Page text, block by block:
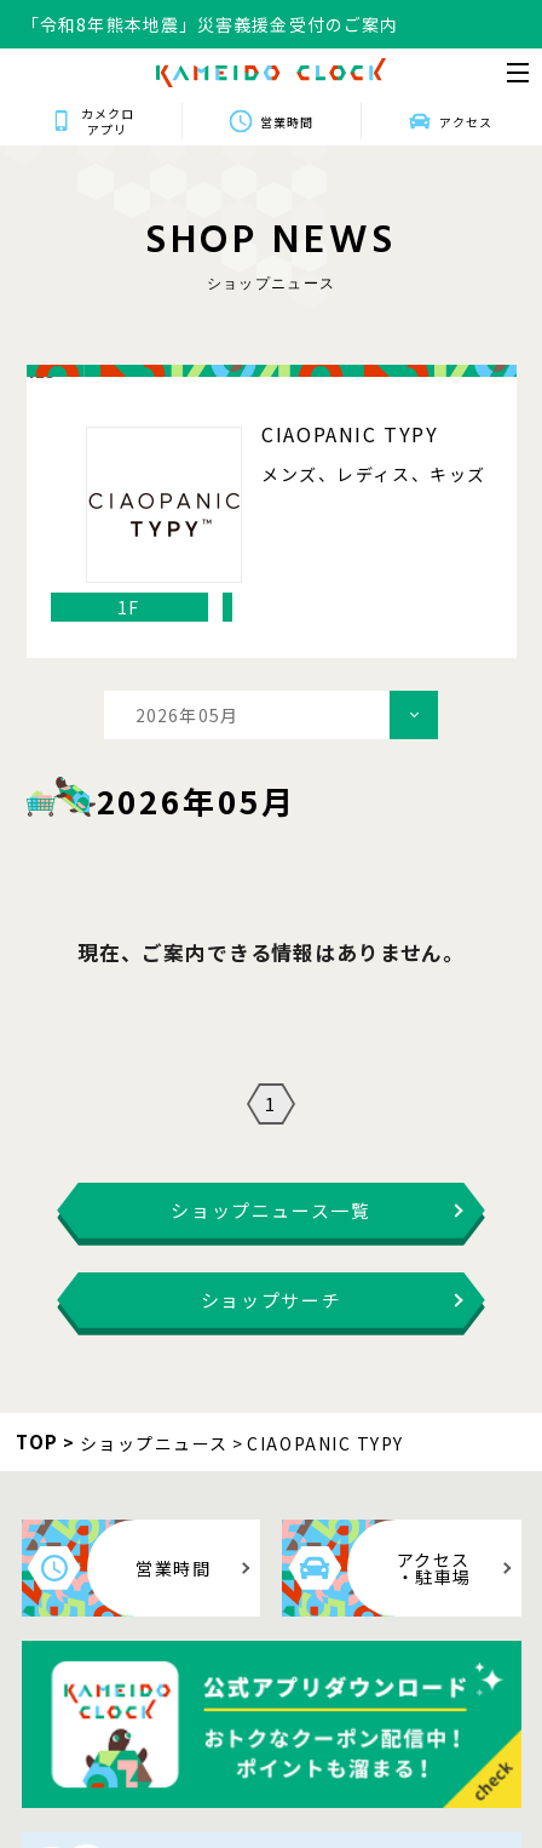
「令和8年熊本地震」災害義援金受付のご案内
カメクロ
アプリ
営業時間 アクセス
SHOP NEWS
ショップニュース
125
CIAOPANIC TYPY
メンズ、レディス、キッズ
1F
2026年05月
2026年05月
現在、ご案内できる情報はありません。
1
ショップニュース一覧
ショップサーチ
TOP ショップニュース CIAOPANIC TYPY
営業時間 アクセス
・駐車場